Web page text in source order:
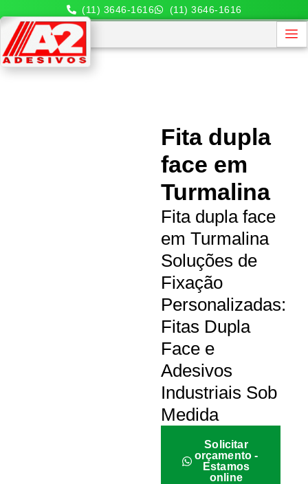
(11) 3646-1616 (11) 3646-1616
Fita dupla
face em
Turmalina
Fita dupla face
em Turmalina
Soluções de
Fixação
Personalizadas:
Fitas Dupla
Face e
Adesivos
Industriais Sob
Medida
Solicitar
orçamento -
Estamos
online